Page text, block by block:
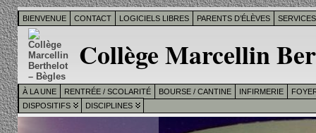
BIENVENUE CONTACT LOGICIELS LIBRES PARENTS D’ÉLÈVES
Collège Marcellin
À LA UNE RENTRÉE / SCOLARITÉ BOURSE / CANTINE INFIRMERIE
DISPOSITIFS
DISCIPLINES